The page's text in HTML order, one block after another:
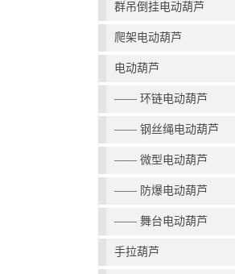
群吊倒挂电动葫芦
爬架电动葫芦
电动葫芦
—— 环链电动葫芦
—— 钢丝绳电动葫芦
—— 微型电动葫芦
—— 防爆电动葫芦
—— 舞台电动葫芦
手拉葫芦